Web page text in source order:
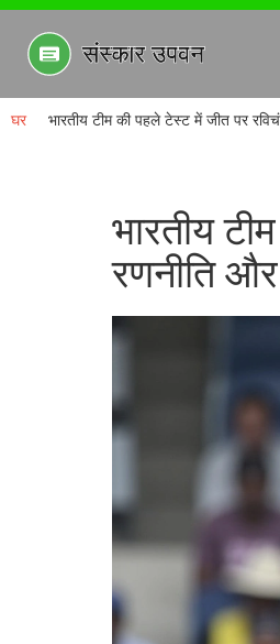
घर भारतीय टीम की पहले टेस्ट में जीत पर
भारतीय
रणनीति